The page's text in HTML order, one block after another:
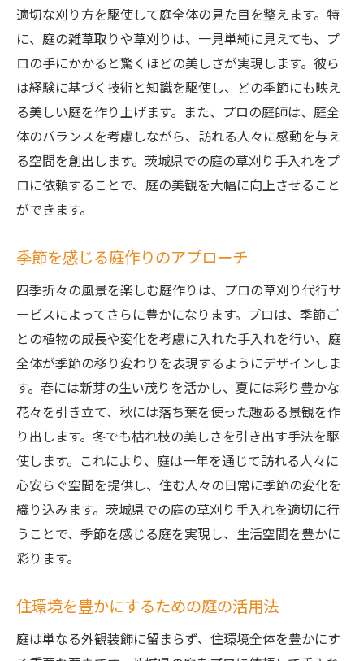
適切な刈り方を駆使して庭全体の見た目を整えます。特
に、庭の雑草取りや草刈りは、一見単純に見えても、プ
ロの手にかかると驚くほどの美しさが実現します。彼ら
は経験に基づく技術と知識を駆使し、どの季節にも映え
る美しい庭を作り上げます。また、プロの庭師は、庭全
体のバランスを考慮しながら、訪れる人々に感動を与え
る空間を創出します。茨城県での庭の草刈り手入れをプ
ロに依頼することで、庭の美観を大幅に向上させること
ができます。
季節を感じる庭作りのアプローチ
四季折々の風景を楽しむ庭作りは、プロの草刈り代行サ
ービスによってさらに豊かになります。プロは、季節ご
との植物の成長や変化を考慮に入れた手入れを行い、庭
全体が季節の移り変わりを表現するようにデザインしま
す。春には新芽の生い茂りを活かし、夏には彩り豊かな
花々を引き立て、秋には落ち葉を使った趣ある景観を作
り出します。冬でも枯れ枝の美しさを引き出す手法を駆
使します。これにより、庭は一年を通じて訪れる人々に
心安らぐ空間を提供し、住む人々の日常に季節の変化を
織り込みます。茨城県での庭の草刈り手入れを適切に行
うことで、季節を感じる庭を実現し、生活空間を豊かに
彩ります。
住環境を豊かにするための庭の活用法
庭は単なる外観装飾に留まらず、住環境全体を豊かにす